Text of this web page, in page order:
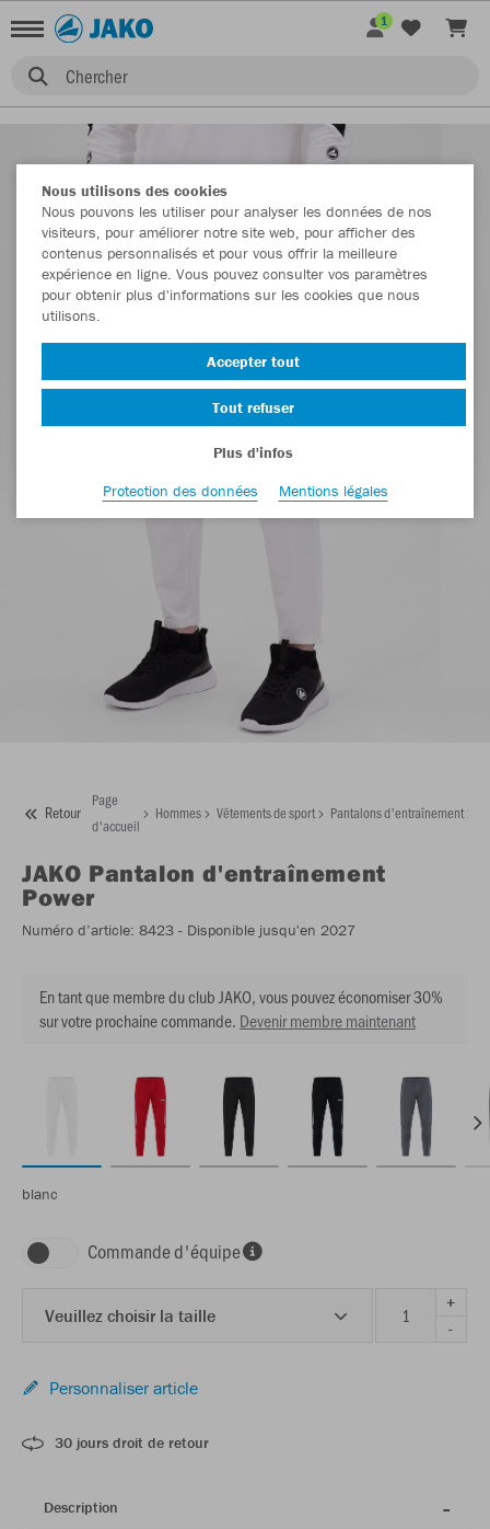
Chercher
1
Retour
Page
d'accueil
Hommes Vêtements de sport Pantalons d'entraînement
JAKO Pantalon d'entraînement
Power
Numéro d’article: 8423 - Disponible jusqu'en 2027
En tant que membre du club JAKO, vous pouvez économiser 30%
sur votre prochaine commande. Devenir membre maintenant
blanc
Commande d'équipe
Veuillez choisir la taille
+
-
Personnaliser article
30 jours droit de retour
Description
Nous utilisons des cookies
Nous pouvons les utiliser pour analyser les données de nos
visiteurs, pour améliorer notre site web, pour afficher des
contenus personnalisés et pour vous offrir la meilleure
expérience en ligne. Vous pouvez consulter vos paramètres
pour obtenir plus d'informations sur les cookies que nous
utilisons.
Accepter tout
Tout refuser
Plus d'infos
Protection des données
Mentions légales